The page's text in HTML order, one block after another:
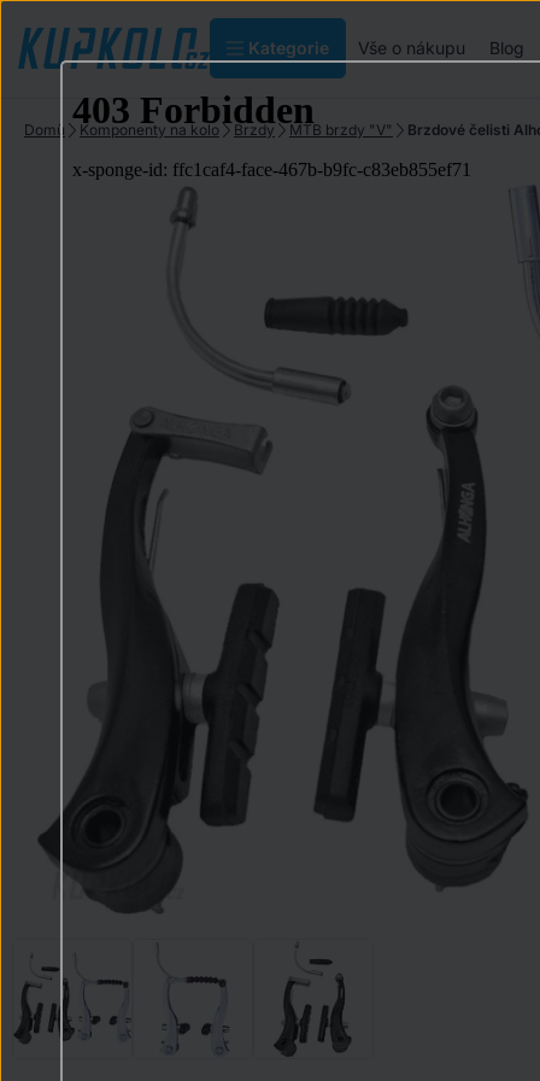
Kategorie Vše o nákupu Blog
Domů Komponenty na kolo Brzdy MTB brzdy "V" Brzdové čelisti